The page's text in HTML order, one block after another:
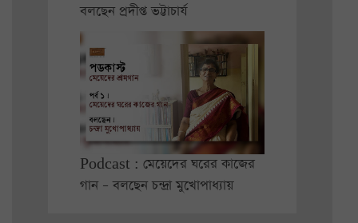
বলছেন প্রদীপ্ত ভট্টাচার্য
Podcast : মেয়েদের ঘরের কাজের
গান – বলছেন চন্দ্রা মুখোপাধ্যায়